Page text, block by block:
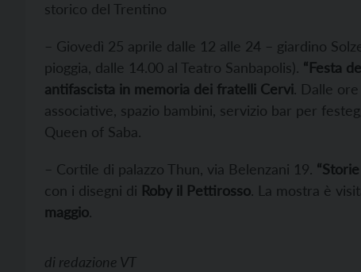
storico del Trentino
– Giovedì 25 aprile dalle 12 alle 24 – giardino
pioggia, dalle 14.00 al Teatro Sanbapolis). “Festa
antifascista in memoria dei fratelli Cervi. Dalle
associative, spazio bambini, servizio bar per
Queen of Saba.
– Cortile di palazzo Thun, via Belenzani 19.
con i disegni di Roby il Pettirosso. La mostra è
maggio.
di redazione VT